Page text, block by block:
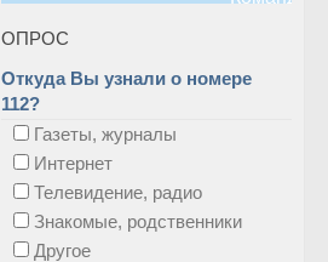
ОПРОС
Откуда Вы узнали о номере
112?
Газеты, журналы
Интернет
Телевидение, радио
Знакомые, родственники
Другое